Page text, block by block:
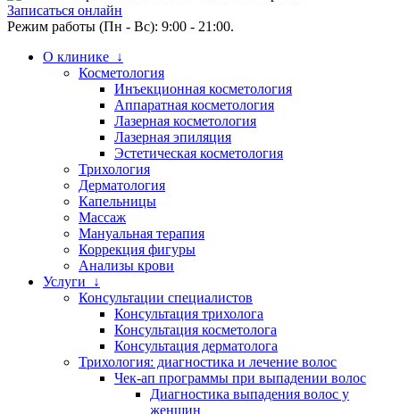
Записаться онлайн
Режим работы (Пн - Вс): 9:00 - 21:00.
О клинике ↓
Косметология
Инъекционная косметология
Аппаратная косметология
Лазерная косметология
Лазерная эпиляция
Эстетическая косметология
Трихология
Дерматология
Капельницы
Массаж
Мануальная терапия
Коррекция фигуры
Анализы крови
Услуги ↓
Консультации специалистов
Консультация трихолога
Консультация косметолога
Консультация дерматолога
Трихология: диагностика и лечение волос
Чек-ап программы при выпадении волос
Диагностика выпадения волос у
женщин